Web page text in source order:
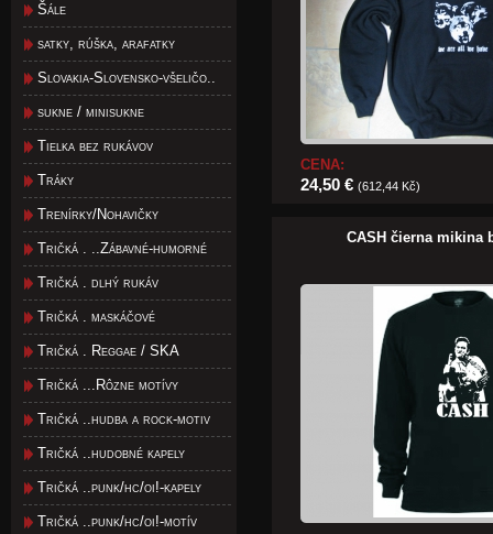
Šále
satky, rúška, arafatky
Slovakia-Slovensko-všeličo..
sukne / minisukne
Tielka bez rukávov
Tráky
Trenírky/Nohavičky
Tričká . ..Zábavné-humorné
Tričká . dlhý rukáv
Tričká . maskáčové
Tričká . Reggae / SKA
Tričká ...Rôzne motívy
Tričká ..hudba a rock-motiv
Tričká ..hudobné kapely
Tričká ..punk/hc/oi!-kapely
Tričká ..punk/hc/oi!-motív
CENA:
24,50 € (612,44 Kč)
CASH čierna mikina